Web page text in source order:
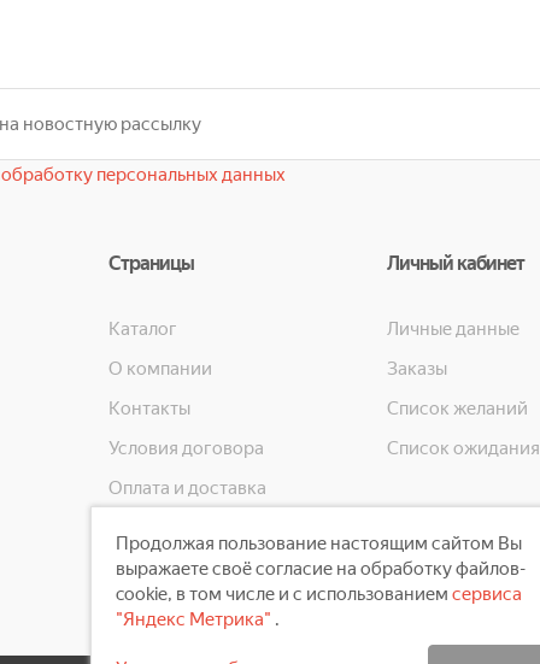
обработку персональных данных
Страницы
Каталог
О компании
Контакты
Условия договора
Оплата и доставка
Скидки
Личный кабинет
Личные данные
Заказы
Список желаний
Список ожидания
Продолжая пользование настоящим сайтом Вы
выражаете своё согласие на обработку файлов-
cookie, в том числе и с использованием сервиса
"Яндекс Метрика" .